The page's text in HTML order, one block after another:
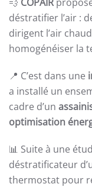
déstratifier l’air :
dirigent l’air
homogénéiser la
📍 C’est dans une
a installé un
cadre d’un
optimisation
📊 Suite à une
déstratificateur
thermostat pour